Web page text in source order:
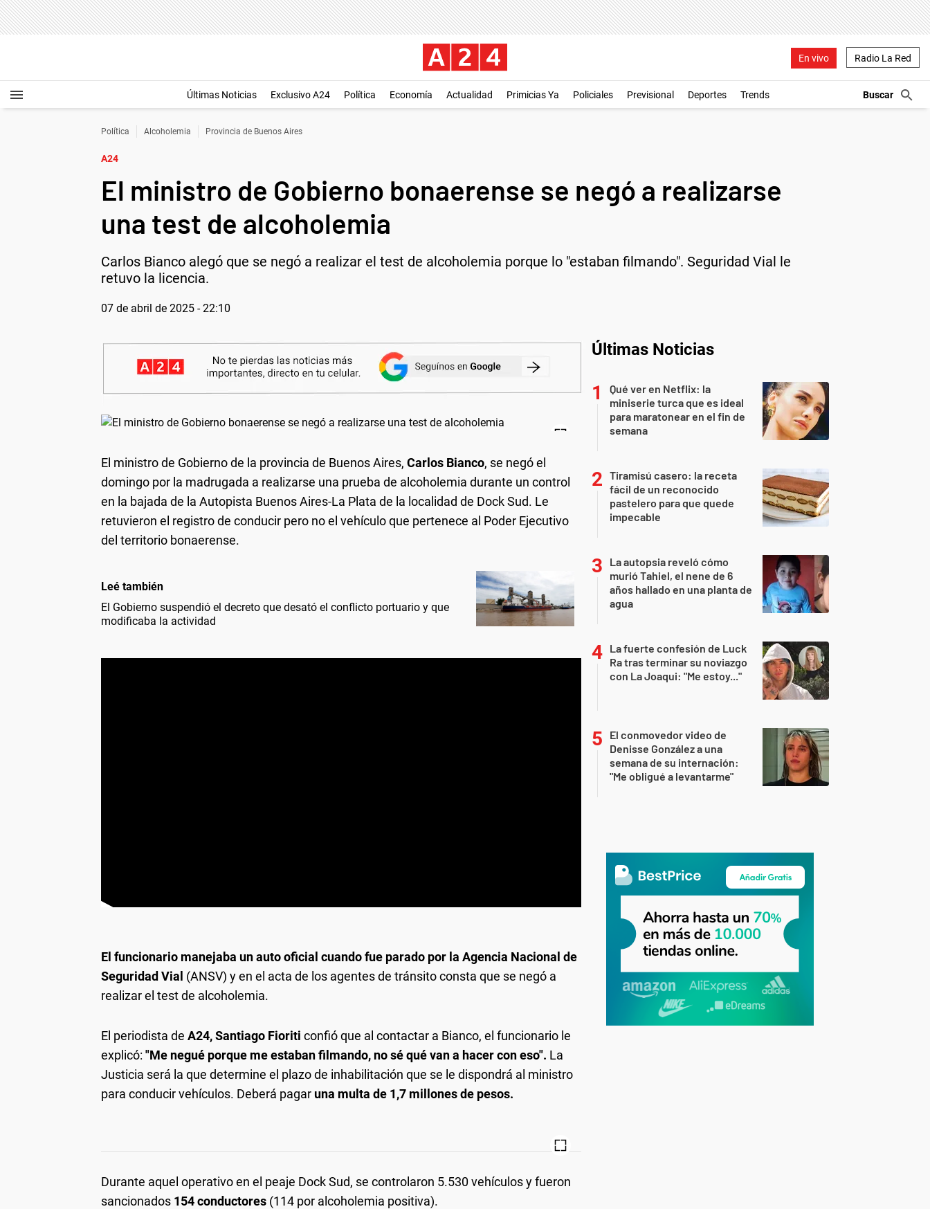
En vivo Radio La Red
Últimas Noticias Exclusivo A24 Política Economía Actualidad Primicias Ya Policiales Previsional Deportes Trends
Política Alcoholemia Provincia de Buenos Aires
A24
El ministro de Gobierno bonaerense se negó a realizarse
una test de alcoholemia
Carlos Bianco alegó que se negó a realizar el test de alcoholemia porque lo "estaban filmando". Seguridad Vial le
retuvo la licencia.
07 de abril de 2025 - 22:10
El ministro de Gobierno de la provincia de Buenos Aires, Carlos Bianco, se negó el
domingo por la madrugada a realizarse una prueba de alcoholemia durante un control
en la bajada de la Autopista Buenos Aires-La Plata de la localidad de Dock Sud. Le
retuvieron el registro de conducir pero no el vehículo que pertenece al Poder Ejecutivo
del territorio bonaerense.
Leé también
El Gobierno suspendió el decreto que desató el conflicto portuario y que
modificaba la actividad
El funcionario manejaba un auto oficial cuando fue parado por la Agencia Nacional de
Seguridad Vial (ANSV) y en el acta de los agentes de tránsito consta que se negó a
realizar el test de alcoholemia.
El periodista de A24, Santiago Fioriti confió que al contactar a Bianco, el funcionario le
explicó: "Me negué porque me estaban filmando, no sé qué van a hacer con eso". La
Justicia será la que determine el plazo de inhabilitación que se le dispondrá al ministro
para conducir vehículos. Deberá pagar una multa de 1,7 millones de pesos.
Durante aquel operativo en el peaje Dock Sud, se controlaron 5.530 vehículos y fueron
sancionados 154 conductores (114 por alcoholemia positiva).
Últimas Noticias
Qué ver en Netflix: la
miniserie turca que es ideal
para maratonear en el fin de
semana
Tiramisú casero: la receta
fácil de un reconocido
pastelero para que quede
impecable
La autopsia reveló cómo
murió Tahiel, el nene de 6
años hallado en una planta de
agua
La fuerte confesión de Luck
Ra tras terminar su noviazgo
con La Joaqui: "Me estoy..."
El conmovedor video de
Denisse González a una
semana de su internación:
"Me obligué a levantarme"